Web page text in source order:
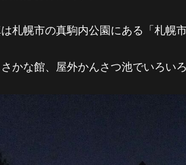
札幌市の真駒内公園にある 「 札幌
かな館、屋外かんさつ池でいろい